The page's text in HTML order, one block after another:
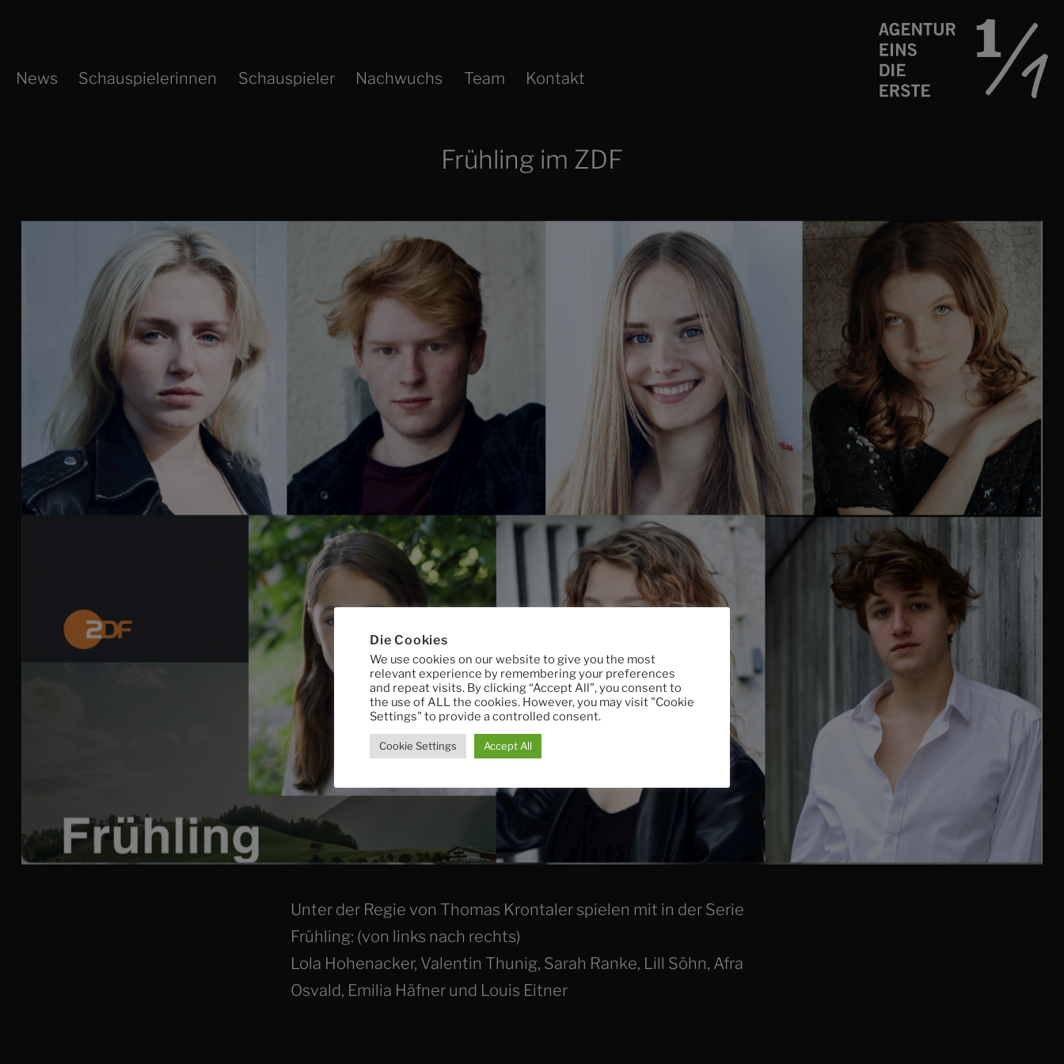
erste
News Schauspielerinnen Schauspieler Nachwuchs Team Kontakt
Frühling im ZDF
Unter der Regie von Thomas Krontaler spielen mit in der Serie
Frühling: (von links nach rechts)
Lola Hohenacker, Valentin Thunig, Sarah Ranke, Lill Söhn, Afra
Osvald, Emilia Häfner und Louis Eitner
Die Cookies
We use cookies on our website to give you the most
relevant experience by remembering your preferences
and repeat visits. By clicking “Accept All”, you consent to
the use of ALL the cookies. However, you may visit "Cookie
Settings" to provide a controlled consent.
Cookie Settings Accept All